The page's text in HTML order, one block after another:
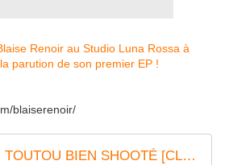
blaiserenoir/
BLAISE RENOIR : TOUTOU BIEN SHOOTÉ [CLIP OFFICIEL]